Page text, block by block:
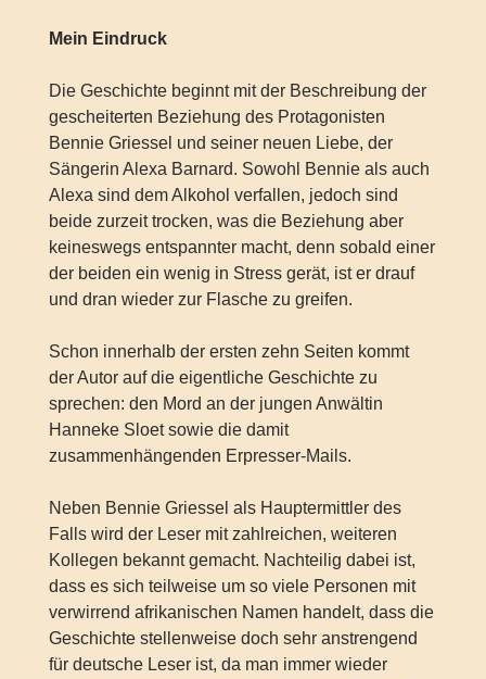
Mein Eindruck
Die Geschichte beginnt mit der Beschreibung der
gescheiterten Beziehung des Protagonisten
Bennie Griessel und seiner neuen Liebe, der
Sängerin Alexa Barnard. Sowohl Bennie als auch
Alexa sind dem Alkohol verfallen, jedoch sind
beide zurzeit trocken, was die Beziehung aber
keineswegs entspannter macht, denn sobald einer
der beiden ein wenig in Stress gerät, ist er drauf
und dran wieder zur Flasche zu greifen.
Schon innerhalb der ersten zehn Seiten kommt
der Autor auf die eigentliche Geschichte zu
sprechen: den Mord an der jungen Anwältin
Hanneke Sloet sowie die damit
zusammenhängenden Erpresser-Mails.
Neben Bennie Griessel als Hauptermittler des
Falls wird der Leser mit zahlreichen, weiteren
Kollegen bekannt gemacht. Nachteilig dabei ist,
dass es sich teilweise um so viele Personen mit
verwirrend afrikanischen Namen handelt, dass die
Geschichte stellenweise doch sehr anstrengend
für deutsche Leser ist, da man immer wieder